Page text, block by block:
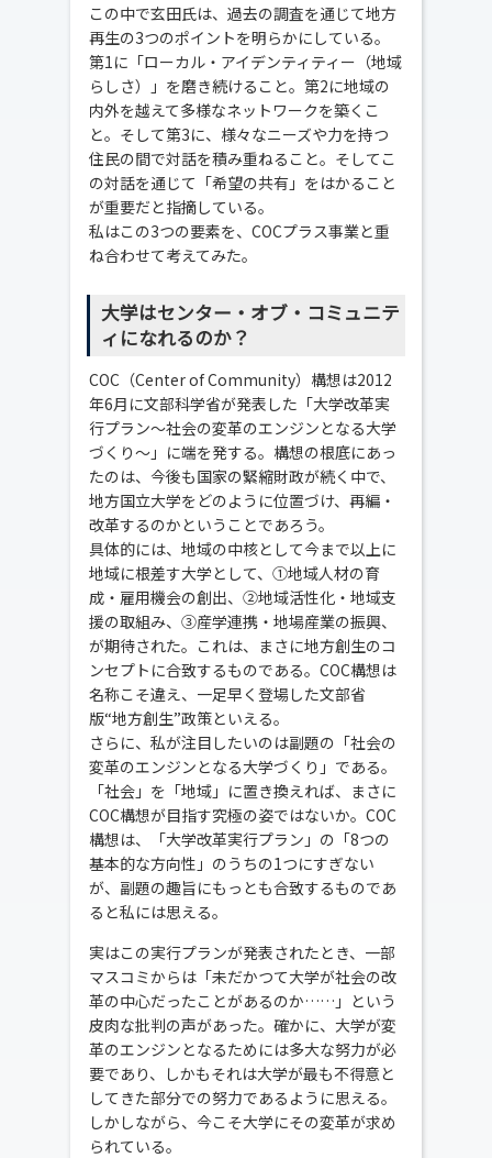
この中で玄田氏は、過去の調査を通じて地方
再生の3つのポイントを明らかにしている。
第1に「ローカル・アイデンティティー（地域
らしさ）」を磨き続けること。第2に地域の
内外を越えて多様なネットワークを築くこ
と。そして第3に、様々なニーズや力を持つ
住民の間で対話を積み重ねること。そしてこ
の対話を通じて「希望の共有」をはかること
が重要だと指摘している。
私はこの3つの要素を、COCプラス事業と重
ね合わせて考えてみた。
大学はセンター・オブ・コミュニテ
ィになれるのか？
COC（Center of Community）構想は2012
年6月に文部科学省が発表した「大学改革実
行プラン～社会の変革のエンジンとなる大学
づくり～」に端を発する。構想の根底にあっ
たのは、今後も国家の緊縮財政が続く中で、
地方国立大学をどのように位置づけ、再編・
改革するのかということであろう。
具体的には、地域の中核として今まで以上に
地域に根差す大学として、①地域人材の育
成・雇用機会の創出、②地域活性化・地域支
援の取組み、③産学連携・地場産業の振興、
が期待された。これは、まさに地方創生のコ
ンセプトに合致するものである。COC構想は
名称こそ違え、一足早く登場した文部省
版“地方創生”政策といえる。
さらに、私が注目したいのは副題の「社会の
変革のエンジンとなる大学づくり」である。
「社会」を「地域」に置き換えれば、まさに
COC構想が目指す究極の姿ではないか。COC
構想は、「大学改革実行プラン」の「8つの
基本的な方向性」のうちの1つにすぎない
が、副題の趣旨にもっとも合致するものであ
ると私には思える。
実はこの実行プランが発表されたとき、一部
マスコミからは「未だかつて大学が社会の改
革の中心だったことがあるのか……」という
皮肉な批判の声があった。確かに、大学が変
革のエンジンとなるためには多大な努力が必
要であり、しかもそれは大学が最も不得意と
してきた部分での努力であるように思える。
しかしながら、今こそ大学にその変革が求め
られている。